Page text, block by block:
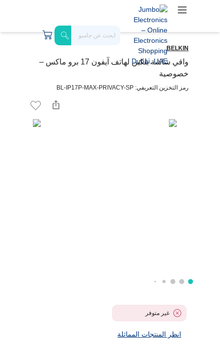
BELKIN
واقي شاشة بلكين لهاتف آيفون 17 برو ماكس –
خصوصية
رمز التخزين التعريفي: BL-IP17P-MAX-PRIVACY-SP
غير متوفر
انظر المنتجات المماثلة